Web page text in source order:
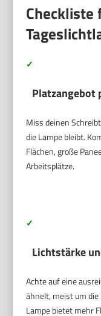
Checkliste
✓
Platzangebot
Miss deinen
die Lampe bleibt.
Flächen, große
Arbeitsplätze.
✓
Lichtstärke
Achte auf eine
ähnelt, meist um
Lampe bietet mehr